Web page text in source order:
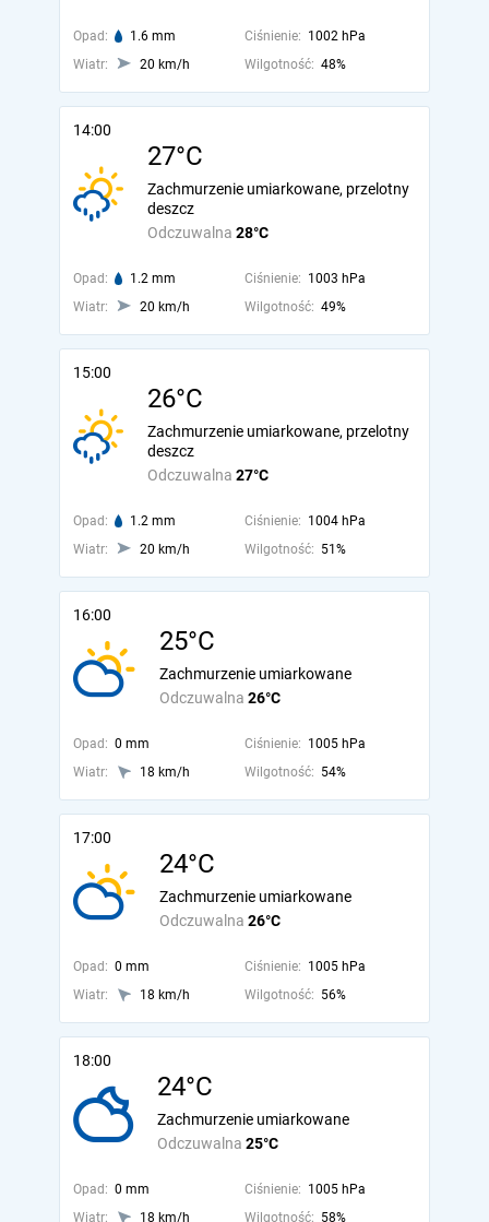
Opad: 1.6 mm Ciśnienie: 1002 hPa
Wiatr:
20 km/h Wilgotność: 48%
14:00
27°C
Odczuwalna 28°C
Zachmurzenie umiarkowane, przelotny
deszcz
Opad: 1.2 mm Ciśnienie: 1003 hPa
Wiatr:
20 km/h Wilgotność: 49%
15:00
26°C
Odczuwalna 27°C
Zachmurzenie umiarkowane, przelotny
deszcz
Opad: 1.2 mm Ciśnienie: 1004 hPa
Wiatr:
20 km/h Wilgotność: 51%
16:00
25°C
Odczuwalna 26°C
Zachmurzenie umiarkowane
Opad: 0 mm Ciśnienie: 1005 hPa
Wiatr:
18 km/h Wilgotność: 54%
17:00
24°C
Odczuwalna 26°C
Zachmurzenie umiarkowane
Opad: 0 mm Ciśnienie: 1005 hPa
Wiatr:
18 km/h Wilgotność: 56%
18:00
24°C
Odczuwalna 25°C
Zachmurzenie umiarkowane
Opad: 0 mm Ciśnienie: 1005 hPa
Wiatr:
18 km/h Wilgotność: 58%